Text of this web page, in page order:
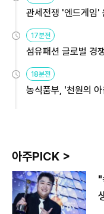
관세전쟁 '엔드게임'
17분전
섬유패션 글로벌 경
18분전
농식품부, '천원의
아주PICK >